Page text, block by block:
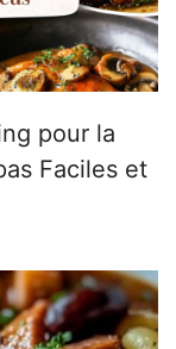
pour la
Faciles et